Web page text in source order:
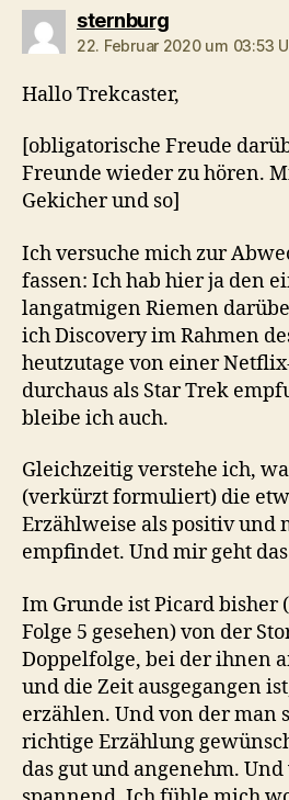
sternburgsagt:
22. Februar 2020 um 03:53
Hallo Trekcaster,
[obligatorische Freude
Freunde wieder zu hören.
Gekicher und so]
Ich versuche mich zur
fassen: Ich hab hier ja den
langatmigen Riemen
ich Discovery im Rahmen
heutzutage von einer
durchaus als Star Trek
bleibe ich auch.
Gleichzeitig verstehe ich,
(verkürzt formuliert) die
Erzählweise als positiv und
empfindet. Und mir geht
Im Grunde ist Picard bisher
Folge 5 gesehen) von der
Doppelfolge, bei der ihnen
und die Zeit ausgegangen
erzählen. Und von der man
richtige Erzählung
das gut und angenehm.